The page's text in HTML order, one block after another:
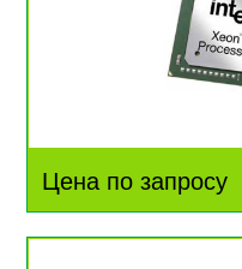
Цена по запросу